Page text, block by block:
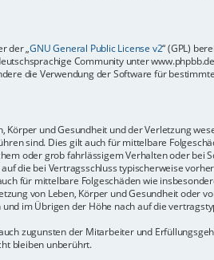
der „GNU General Public License v2“ (GPL)
Community unter
die Verwendung der Software für
und Gesundheit und der Verletzung
sind. Dies gilt auch für mittelbare
oder grob fahrlässigem Verhalten oder bei
die bei Vertragsschluss typischerweise
für mittelbare Folgeschäden wie
von Leben, Körper und Gesundheit oder
im Übrigen der Höhe nach auf die
zugunsten der Mitarbeiter und
bleiben unberührt.